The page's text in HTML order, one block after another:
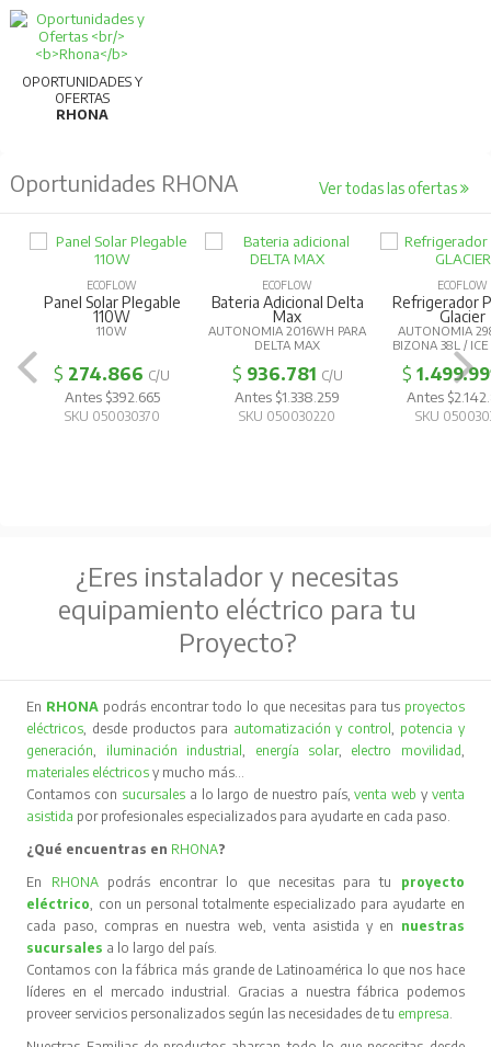
OPORTUNIDADES Y
OFERTAS
RHONA
Oportunidades RHONA Ver todas las ofertas
ECOFLOW
Panel Solar Plegable
110W
110W
$ 274.866 C/U
Antes $392.665
SKU 050030370
ECOFLOW
Bateria Adicional Delta
Max
AUTONOMIA 2016WH PARA
DELTA MAX
$ 936.781 C/U
Antes $1.338.259
SKU 050030220
ECOFLOW
Refrigerador
Glacier
AUTONOMIA
BIZONA 38L /
$
Antes
SKU
¿Eres instalador y necesitas
equipamiento eléctrico para tu
Proyecto?
En RHONA podrás encontrar todo lo que necesitas para tus proyectos
eléctricos, desde productos para automatización y control, potencia y
generación, iluminación industrial, energía solar, electro movilidad,
materiales eléctricos y mucho más…
Contamos con sucursales a lo largo de nuestro país,venta web y venta
asistida por profesionales especializados para ayudarte en cada paso.
¿Qué encuentras en RHONA?
En RHONA podrás encontrar lo que necesitas para tu proyecto
eléctrico, con un personal totalmente especializado para ayudarte en
cada paso, compras en nuestra web, venta asistida y en nuestras
sucursales a lo largo del país.
Contamos con la fábrica más grande de Latinoamérica lo que nos hace
líderes en el mercado industrial. Gracias a nuestra fábrica podemos
proveer servicios personalizados según las necesidades de tu empresa.